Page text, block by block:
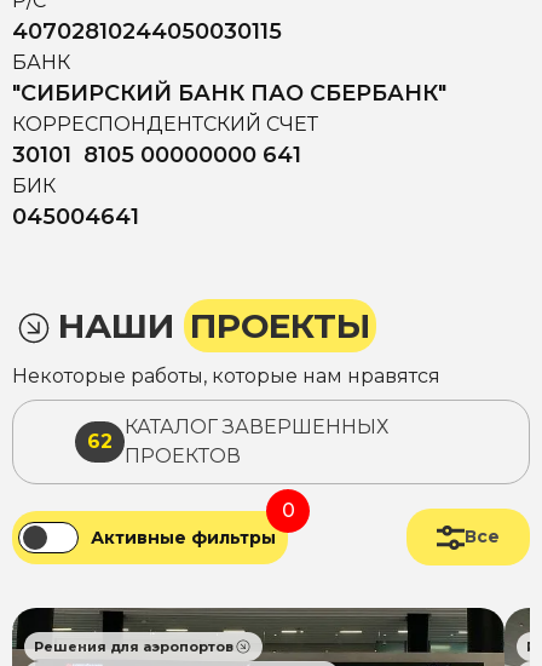
40702810244050030115
БАНК
"СИБИРСКИЙ БАНК ПАО СБЕРБАНК"
КОРРЕСПОНДЕНТСКИЙ СЧЕТ
30101 8105 00000000 641
БИК
045004641
НАШИ ПРОЕКТЫ
Некоторые работы, которые нам нравятся
62
КАТАЛОГ ЗАВЕРШЕННЫХ
ПРОЕКТОВ
Активные фильтры
0
Все
Решения для аэропортов